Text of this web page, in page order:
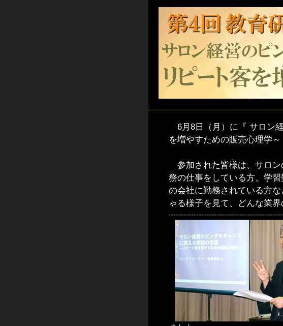
6月8日（月）に『 サロン
を増やすための販売心理学
参加された皆様は、サロン
務の仕事をしている方、学
の会社に勤務されている方
ゃる様子を見て、どんな業